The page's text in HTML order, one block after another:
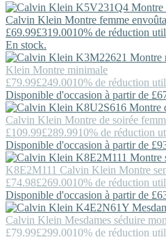
Calvin Klein Montre femme
£69.99£319.0010% de réduction
En stock.
Klein Montre minimale
£79.99£249.0010% de réduction
Disponible d'occasion à partir de
Calvin Klein Montre de soirée
£109.99£289.9910% de réduction
Disponible d'occasion à partir de
K8E2M111 Calvin Klein Montre
£74.98£269.0010% de réduction
Disponible d'occasion à partir de
Calvin Klein Mesdames séduire
£79.99£299.0010% de réduction